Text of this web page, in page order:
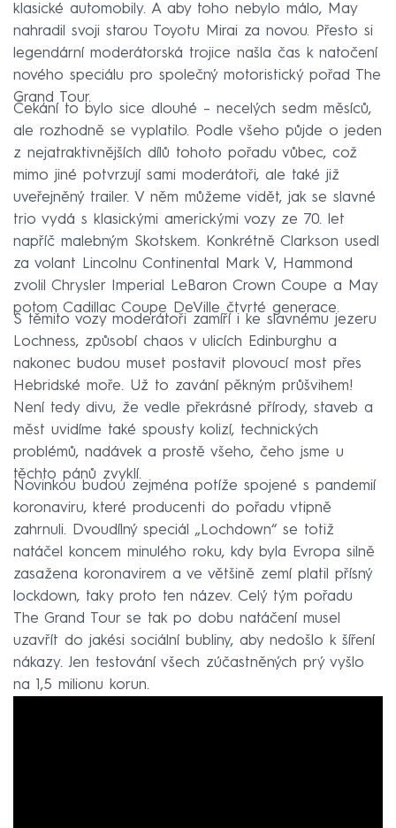
klasické automobily. A aby toho nebylo málo, May
nahradil svoji starou Toyotu Mirai za novou. Přesto si
legendární moderátorská trojice našla čas k natočení
nového speciálu pro společný motoristický pořad The
Grand Tour.
Čekání to bylo sice dlouhé – necelých sedm měsíců,
ale rozhodně se vyplatilo. Podle všeho půjde o jeden
z nejatraktivnějších dílů tohoto pořadu vůbec, což
mimo jiné potvrzují sami moderátoři, ale také již
uveřejněný trailer. V něm můžeme vidět, jak se slavné
trio vydá s klasickými americkými vozy ze 70. let
napříč malebným Skotskem. Konkrétně Clarkson usedl
za volant Lincolnu Continental Mark V, Hammond
zvolil Chrysler Imperial LeBaron Crown Coupe a May
potom Cadillac Coupe DeVille čtvrté generace.
S těmito vozy moderátoři zamíří i ke slavnému jezeru
Lochness, způsobí chaos v ulicích Edinburghu a
nakonec budou muset postavit plovoucí most přes
Hebridské moře. Už to zavání pěkným průšvihem!
Není tedy divu, že vedle překrásné přírody, staveb a
měst uvidíme také spousty kolizí, technických
problémů, nadávek a prostě všeho, čeho jsme u
těchto pánů zvyklí.
Novinkou budou zejména potíže spojené s pandemií
koronaviru, které producenti do pořadu vtipně
zahrnuli. Dvoudílný speciál „Lochdown“ se totiž
natáčel koncem minulého roku, kdy byla Evropa silně
zasažena koronavirem a ve většině zemí platil přísný
lockdown, taky proto ten název. Celý tým pořadu
The Grand Tour se tak po dobu natáčení musel
uzavřít do jakési sociální bubliny, aby nedošlo k šíření
nákazy. Jen testování všech zúčastněných prý vyšlo
na 1,5 milionu korun.